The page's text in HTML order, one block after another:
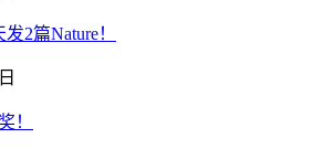
2篇Nature！
！